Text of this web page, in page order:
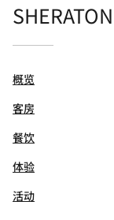
概览
客房
餐饮
体验
活动